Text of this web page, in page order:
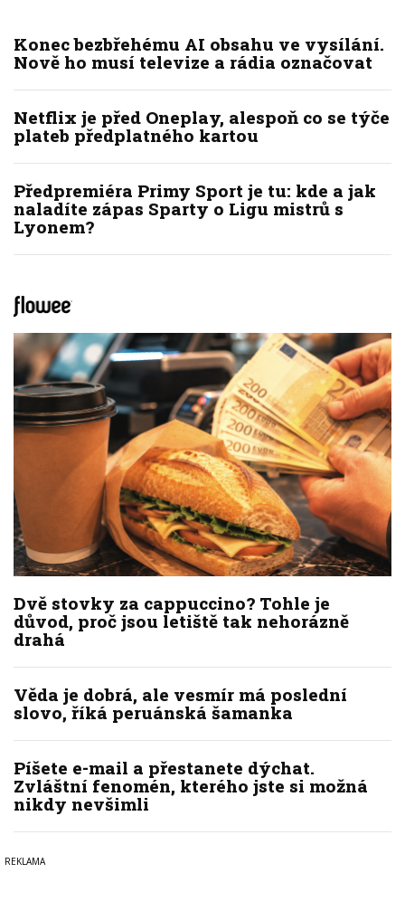
Konec bezbřehému AI obsahu ve vysílání.
Nově ho musí televize a rádia označovat
Netflix je před Oneplay, alespoň co se týče
plateb předplatného kartou
Předpremiéra Primy Sport je tu: kde a jak
naladíte zápas Sparty o Ligu mistrů s
Lyonem?
Dvě stovky za cappuccino? Tohle je
důvod, proč jsou letiště tak nehorázně
drahá
Věda je dobrá, ale vesmír má poslední
slovo, říká peruánská šamanka
Píšete e-mail a přestanete dýchat.
Zvláštní fenomén, kterého jste si možná
nikdy nevšimli